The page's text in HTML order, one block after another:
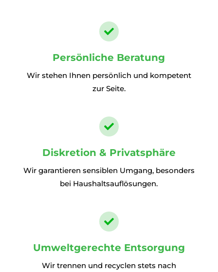

Persönliche Beratung
Wir stehen Ihnen persönlich und kompetent
zur Seite.

Diskretion & Privatsphäre
Wir garantieren sensiblen Umgang, besonders
bei Haushaltsauflösungen.

Umweltgerechte Entsorgung
Wir trennen und recyclen stets nach